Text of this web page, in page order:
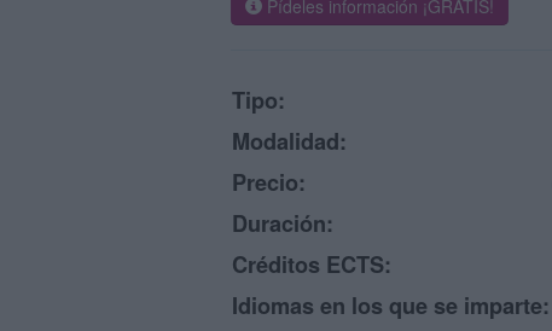
Pídeles información ¡GRATIS!
Tipo:
Modalidad:
Precio:
Duración:
Créditos ECTS:
Idiomas en los que se imparte: